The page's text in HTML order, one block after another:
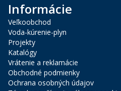
Informácie
Veľkoobchod
Voda-kúrenie-plyn
Projekty
Katalógy
Vrátenie a reklamácie
Obchodné podmienky
Ochrana osobných údajov